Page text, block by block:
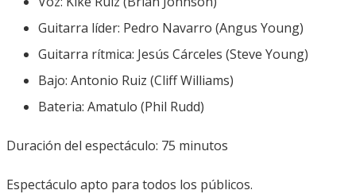
Guitarra líder: Pedro Navarro (Angus Young)
Guitarra rítmica: Jesús Cárceles (Steve Young)
Bajo: Antonio Ruiz (Cliff Williams)
Bateria: Amatulo (Phil Rudd)
Duración del espectáculo: 75 minutos
Espectáculo apto para todos los públicos.